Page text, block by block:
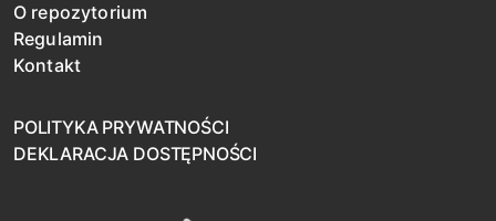
O repozytorium
Regulamin
Kontakt
POLITYKA PRYWATNOŚCI
DEKLARACJA DOSTĘPNOŚCI